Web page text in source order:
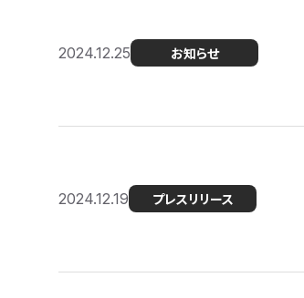
2024.12.25 お知らせ
2024.12.19 プレスリリース